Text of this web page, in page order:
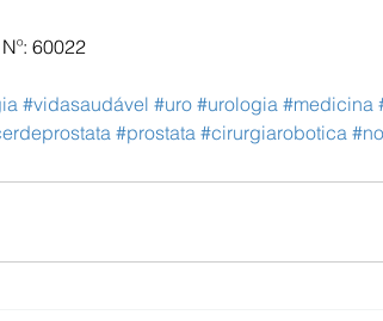
60022
#vidasaudável #uro #urologia #medicina
#prostata #cirurgiarobotica